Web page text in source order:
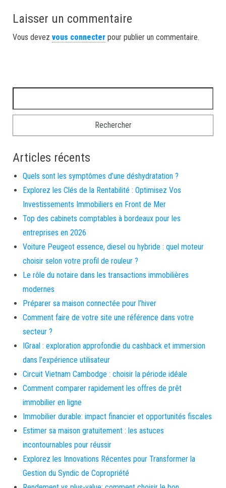
Laisser un commentaire
Vous devez vous connecter pour publier un commentaire.
Articles récents
Quels sont les symptômes d’une déshydratation ?
Explorez les Clés de la Rentabilité : Optimisez Vos
Investissements Immobiliers en Front de Mer
Top des cabinets comptables à bordeaux pour les
entreprises en 2026
Voiture Peugeot essence, diesel ou hybride : quel moteur
choisir selon votre profil de rouleur ?
Le rôle du notaire dans les transactions immobilières
modernes
Préparer sa maison connectée pour l’hiver
Comment faire de votre site une référence dans votre
secteur ?
IGraal : exploration approfondie du cashback et immersion
dans l’expérience utilisateur
Circuit Vietnam Cambodge : choisir la période idéale
Comment comparer rapidement les offres de prêt
immobilier en ligne
Immobilier durable: impact financier et opportunités fiscales
Estimer sa maison gratuitement : les astuces
incontournables pour réussir
Explorez les Innovations Récentes pour Transformer la
Gestion du Syndic de Copropriété